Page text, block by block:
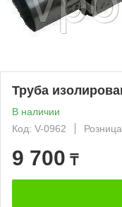
Труба
В наличии
Код: V-0962
Розница
9 700 ₸